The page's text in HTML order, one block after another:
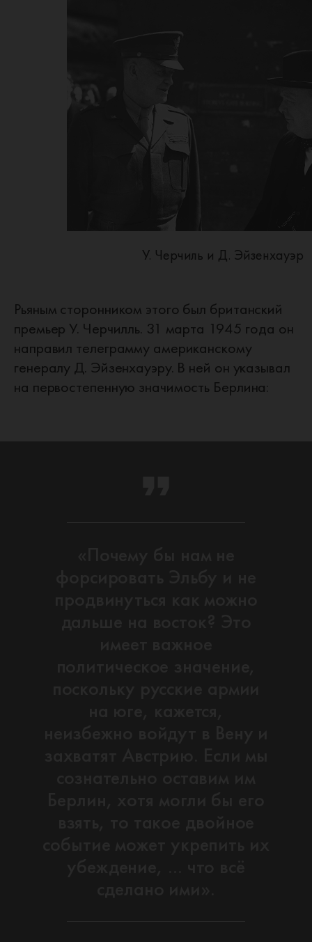
У. Черчиль и Д. Эйзенхауэр
Рьяным сторонником этого был британский
премьер У. Черчилль. 31 марта 1945 года он
направил телеграмму американскому
генералу Д. Эйзенхауэру. В ней он указывал
на первостепенную значимость Берлина: